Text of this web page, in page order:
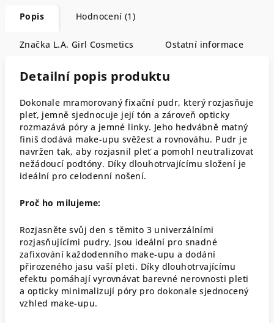
Popis Hodnocení (1)
Značka L.A. Girl Cosmetics Ostatní informace
Detailní popis produktu
Dokonale mramorovaný fixační pudr, který rozjasňuje
pleť, jemně sjednocuje její tón a zároveň opticky
rozmazává póry a jemné linky. Jeho hedvábně matný
finiš dodává make-upu svěžest a rovnováhu. Pudr je
navržen tak, aby rozjasnil pleť a pomohl neutralizovat
nežádoucí podtóny. Díky dlouhotrvajícímu složení je
ideální pro celodenní nošení.
Proč ho milujeme:
Rozjasněte svůj den s těmito 3 univerzálními
rozjasňujícími pudry. Jsou ideální pro snadné
zafixování každodenního make-upu a dodání
přirozeného jasu vaší pleti. Díky dlouhotrvajícímu
efektu pomáhají vyrovnávat barevné nerovnosti pleti
a opticky minimalizují póry pro dokonale sjednocený
vzhled make-upu.